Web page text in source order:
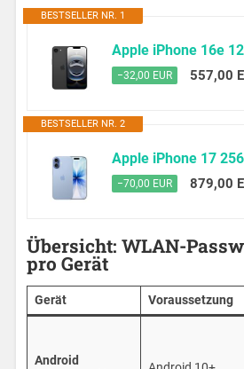
BESTSELLER NR. 1
−32,00 EUR 557,00
BESTSELLER NR. 2
−70,00 EUR 879,00
Übersicht: WLAN-
pro Gerät
Gerät Voraussetzung
Android